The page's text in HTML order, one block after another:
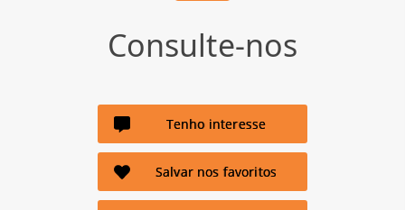
Consulte-nos
Tenho interesse
Salvar nos favoritos